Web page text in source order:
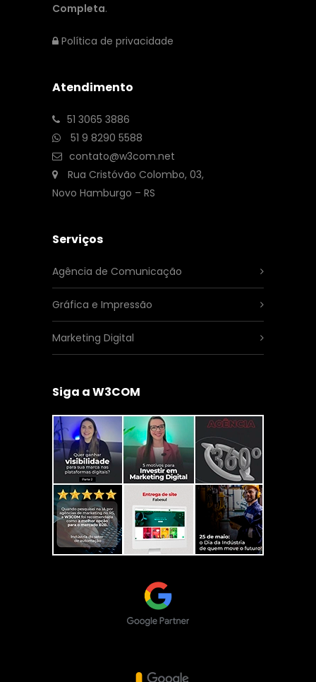
Completa.
Política de privacidade
Atendimento
51 3065 3886
51 9 8290 5588
contato@w3com.net
Rua Cristóvão Colombo, 03,
Novo Hamburgo – RS
Serviços
Agência de Comunicação
Gráfica e Impressão
Marketing Digital
Siga a W3COM